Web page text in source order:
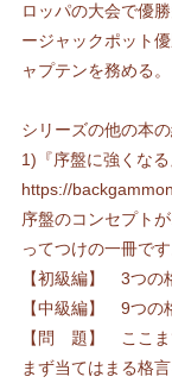
ロッパの大会で優
ージャックポット
ャプテンを務める。
シリーズの他の本
1)『序盤に強くな
https://
序盤のコンセプト
ってつけの一冊です
【初級編】 3つの
【中級編】 9つの
【問 題】 ここま
まず当てはまる格言